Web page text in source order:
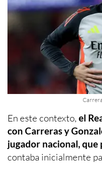
En este contexto, el
con Carreras y
jugador nacional,
contaba inicialmente